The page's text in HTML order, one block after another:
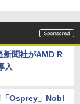
新聞社がAMD R
入
「Osprey」Nobl